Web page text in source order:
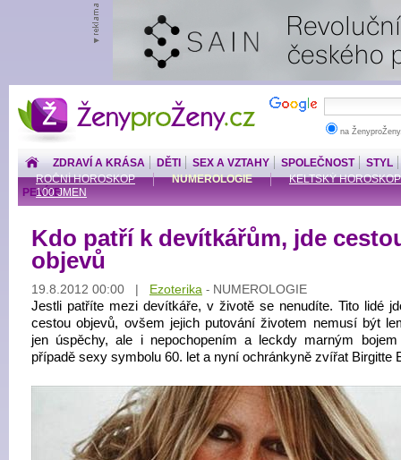
ŽenyproŽeny.cz
na
ZDRAVÍ A KRÁSA DĚTI SEX A VZTAHY SPOLEČNOST
STYL
ROČNÍ HOROSKOP
NUMEROLOGIE
KELTSKÝ HOROSKOP
100 JMEN
PENÍZE
Kdo patří k devítkářům, jde
objevů
19.8.2012 00:00 | Ezoterika - NUMEROLOGIE
Jestli patříte mezi devítkáře, v životě se nenudíte. Tito lidé
cestou objevů, ovšem jejich putování životem nemusí být
jen úspěchy, ale i nepochopením a leckdy marným
případě sexy symbolu 60. let a nyní ochránkyně zvířat Birgitte